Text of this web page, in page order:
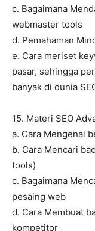
c. Bagaimana
webmaster tools
d. Pemahaman
e. Cara meriset
pasar, sehingga
banyak di dunia
15. Materi SEO
a. Cara Mengenal
b. Cara Mencari
tools)
c. Bagaimana
pesaing web
d. Cara Membuat
kompetitor